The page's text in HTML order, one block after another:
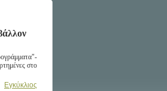
στο
Εγκύκλιος